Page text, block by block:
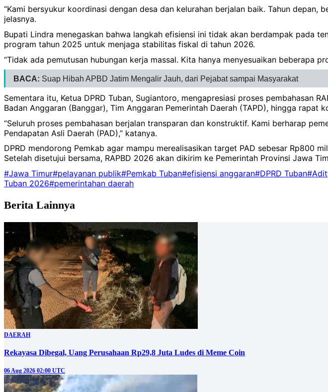
“Kami bersyukur koordinasi dengan desa dan kelurahan berjalan baik. Tahun
jelasnya.
Bupati Lindra menegaskan bahwa langkah efisiensi ini tidak akan berdampak pada
program tahun 2025 untuk menjaga stabilitas fiskal di tahun 2026.
“Tidak ada pemutusan hubungan kerja massal. Kita hanya menyesuaikan beberapa
BACA: Suap Hibah APBD Jatim Mengalir Jauh, dari Pejabat sampai Masyarakat
Sementara itu, Ketua DPRD Tuban, Sugiantoro, mengapresiasi proses pembahasan
Badan Anggaran (Banggar), Tim Anggaran Pemerintah Daerah (TAPD), hingga rapat
“Seluruh proses pembahasan berjalan transparan dan konstruktif. Kami berharap
Pendapatan Asli Daerah (PAD),” katanya.
DPRD mendorong Pemkab agar mampu merealisasikan target PAD sebesar Rp800
Setelah disetujui bersama, RAPBD 2026 akan dikirim ke Pemerintah Provinsi Jawa
#Jawa Timur#pelayanan publik#Pemkab Tuban#efisiensi anggaran#DPRD Tuban
Tuban 2026#pemerintahan daerah
Berita Lainnya
DAERAH
Rekayasa Dibegal, Uang Perusahaan Rp29,8 Juta Ludes di Meme Coin
06 Aug 2026 02:00 UTC